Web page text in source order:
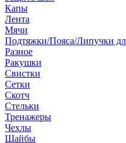
Капы
Лента
Мячи
Подтяжки/Пояса/Липучки
Разное
Ракушки
Свистки
Сетки
Скотч
Стельки
Тренажеры
Чехлы
Шайбы